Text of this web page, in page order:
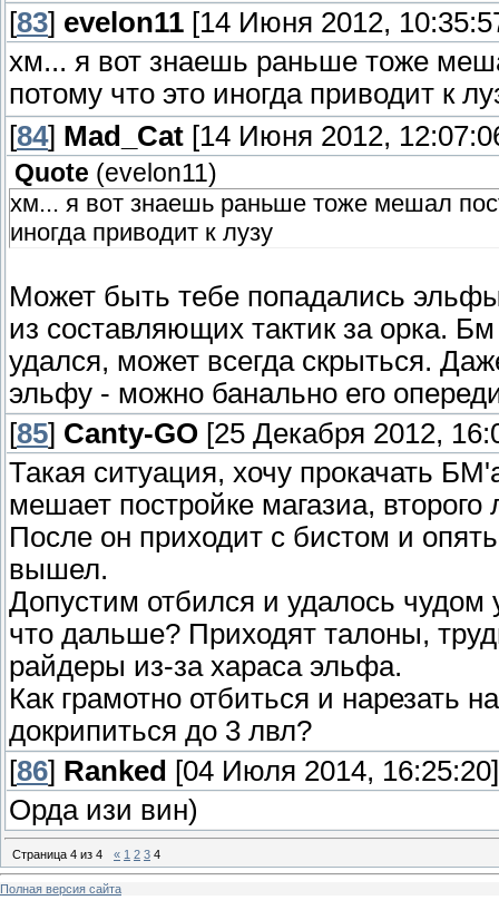
[83] evelon11 [14 Июня 2012,
хм... я вот знаешь раньше тоже
потому что это иногда приводит к
[84] Mad_Cat [14 Июня 2012,
Quote (evelon11)
хм... я вот знаешь раньше тоже мешал
иногда приводит к лузу
Может быть тебе попадались
из составляющих тактик за орка.
удался, может всегда скрыться.
эльфу - можно банально его
[85] Canty-GO [25 Декабря 2012,
Такая ситуация, хочу прокачать
мешает постройке магазиа, второго
После он приходит с бистом и
вышел.
Допустим отбился и удалось
что дальше? Приходят талоны,
райдеры из-за хараса эльфа.
Как грамотно отбиться и нарезать
докрипиться до 3 лвл?
[86] Ranked [04 Июля 2014, 16:25:20]
Орда изи вин)
Страница 4 из 4 « 1 2 3 4
Полная версия сайта